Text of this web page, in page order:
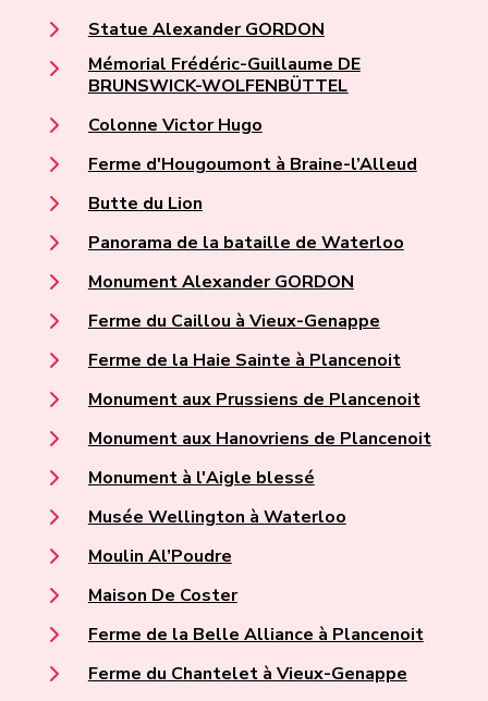
Statue Alexander GORDON
Mémorial Frédéric-Guillaume DE
BRUNSWICK-WOLFENBÜTTEL
Colonne Victor Hugo
Ferme d'Hougoumont à Braine-l’Alleud
Butte du Lion
Panorama de la bataille de Waterloo
Monument Alexander GORDON
Ferme du Caillou à Vieux-Genappe
Ferme de la Haie Sainte à Plancenoit
Monument aux Prussiens de Plancenoit
Monument aux Hanovriens de Plancenoit
Monument à l'Aigle blessé
Musée Wellington à Waterloo
Moulin Al’Poudre
Maison De Coster
Ferme de la Belle Alliance à Plancenoit
Ferme du Chantelet à Vieux-Genappe